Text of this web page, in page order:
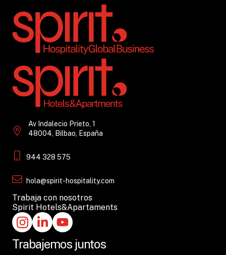
Av Indalecio Prieto, 1
48004, Bilbao, España
944 328 575
hola@spirit-hospitality.com
Trabaja con nosotros
Spirit Hotels&Apartaments
Trabajemos juntos